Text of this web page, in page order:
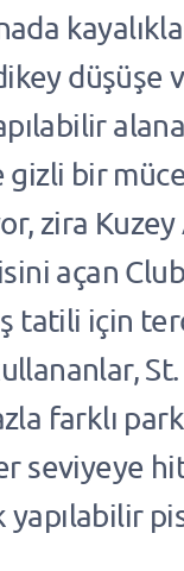
düşüşe
gizli bir
zira
açan
tatili için
farklı
seviyeye